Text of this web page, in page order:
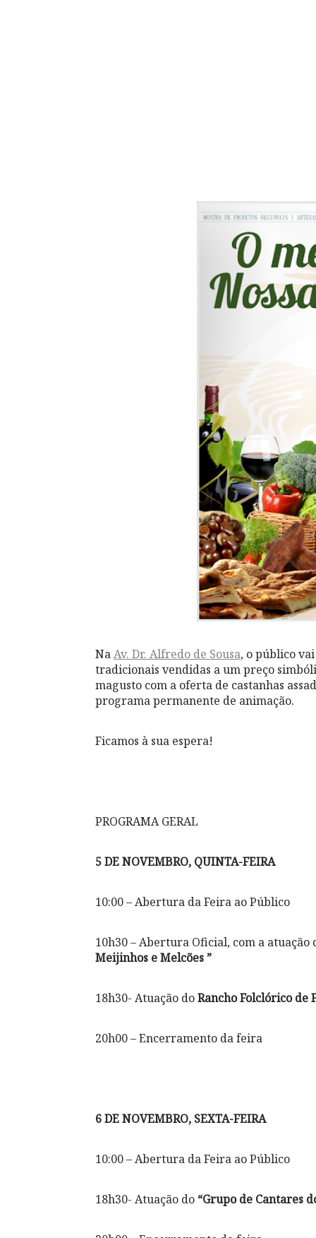
NaAv. Dr. Alfredo de Sousa, o público
tradicionais vendidas a um preço
magusto com a oferta de castanhas
programa permanente de animação.
Ficamos à sua espera!
PROGRAMA GERAL
5 DE NOVEMBRO, QUINTA-FEIRA
10:00 – Abertura da Feira ao Público
10h30 – Abertura Oficial, com a atuação
Meijinhos e Melcões ”
18h30- Atuação doRancho Folclórico de
20h00 – Encerramento da feira
6 DE NOVEMBRO, SEXTA-FEIRA
10:00 – Abertura da Feira ao Público
18h30- Atuação do “Grupo de Cantares